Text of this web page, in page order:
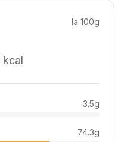
la 100g
kcal
3.5g
74.3g